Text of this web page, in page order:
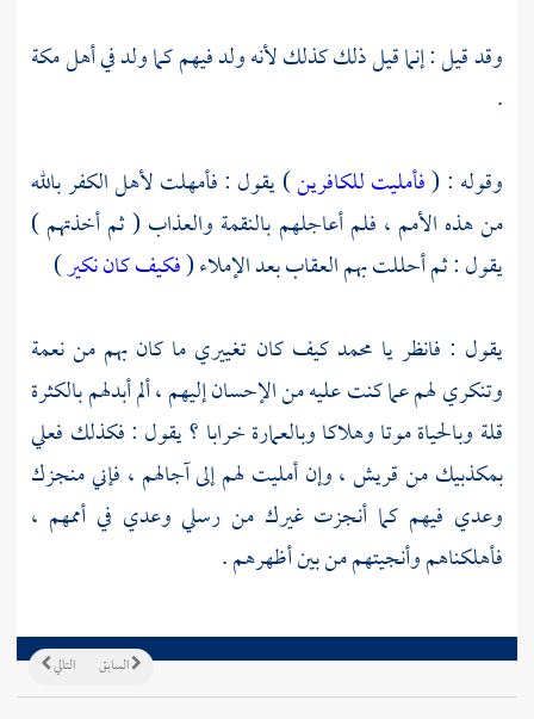
وقد قيل : إنما قيل ذلك كذلك لأنه ولد فيهم كما ولد في أهل مكة
.
وقوله : (فأمليت للكافرين) يقول : فأمهلت لأهل الكفر بالله
من هذه الأمم ، فلم أعاجلهم بالنقمة والعذاب ( ثم أخذتهم )
يقول : ثم أحللت بهم العقاب بعد الإملاء (فكيف كان نكير)
يقول : فانظر يا محمد كيف كان تغييري ما كان بهم من نعمة
وتنكري لهم عما كنت عليه من الإحسان إليهم ، ألم أبدلهم بالكثرة
قلة وبالحياة موتا وهلاكا وبالعمارة خرابا ؟ يقول : فكذلك فعلي
بمكذبيك من قريش ، وإن أمليت لهم إلى آجالهم ، فإني منجزك
وعدي فيهم كما أنجزت غيرك من رسلي وعدي في أممهم ،
فأهلكناهم وأنجيتهم من بين أظهرهم .
التالي السابق